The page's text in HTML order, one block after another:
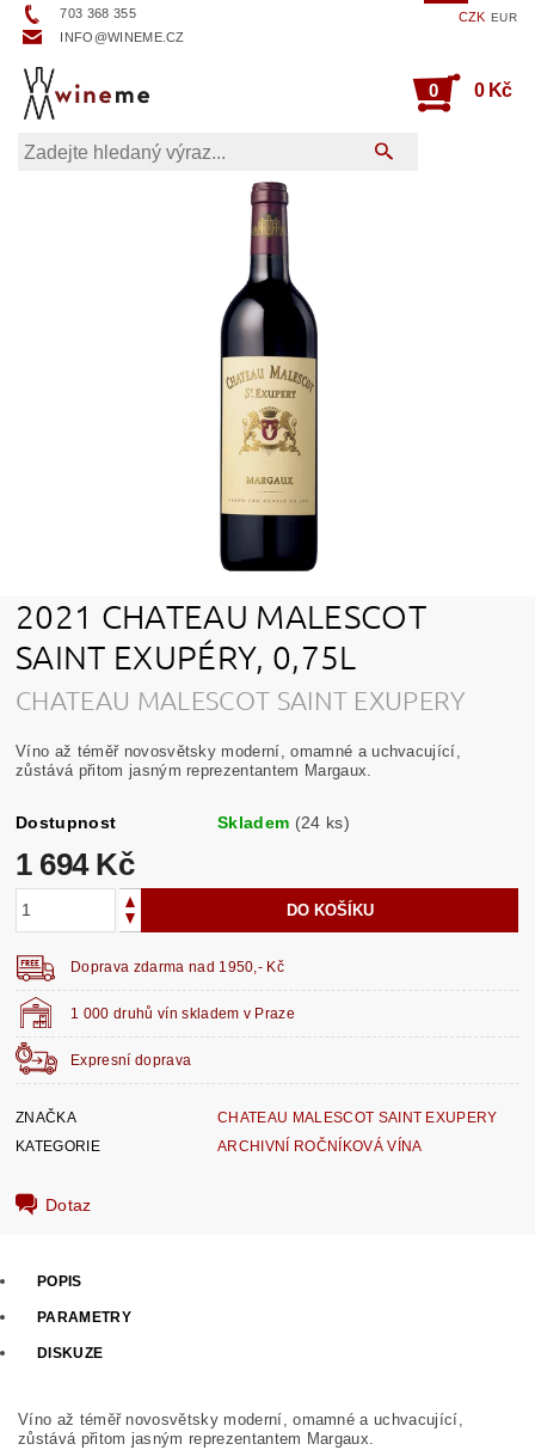
703 368 355
INFO@WINEME.CZ
CZK EUR
0 0 Kč
2021 CHATEAU MALESCOT
SAINT EXUPÉRY, 0,75L
CHATEAU MALESCOT SAINT EXUPERY
Víno až téměř novosvětsky moderní, omamné a uchvacující,
zůstává přitom jasným reprezentantem Margaux.
Dostupnost Skladem (24 ks)
1 694 Kč
1 000 druhů vín skladem v Praze
Expresní doprava
Doprava zdarma nad 1950,- Kč
ZNAČKA
CHATEAU MALESCOT SAINT EXUPERY
KATEGORIE
ARCHIVNÍ ROČNÍKOVÁ VÍNA
Dotaz
POPIS
PARAMETRY
DISKUZE
Víno až téměř novosvětsky moderní, omamné a uchvacující,
zůstává přitom jasným reprezentantem Margaux.